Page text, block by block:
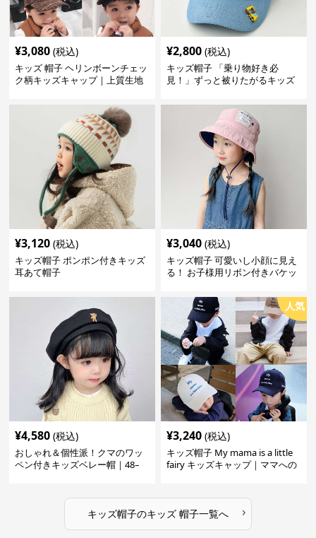
¥3,080 (税込)
キッズ 帽子 ヘリンボーンチェッ
ク柄キッズキャップ｜上質生地
¥2,800 (税込)
キッズ帽子 「乗り物好き必
見！」ずっと被りたがるキッズ
ト
¥3,120 (税込)
キッズ帽子 ポンポン付きキッズ
耳あて帽子
¥3,040 (税込)
キッズ帽子 可愛いし小顔に見え
る！ お子様用リボン付きバケッ
¥4,580 (税込)
おしゃれ＆個性派！クマのワッ
ペン付きキッズベレー帽｜48–
人気
¥3,240 (税込)
キッズ帽子 My mama is a little
fairy キッズキャップ｜ママへの
キッズ帽子のキッズ 帽子一覧へ ›